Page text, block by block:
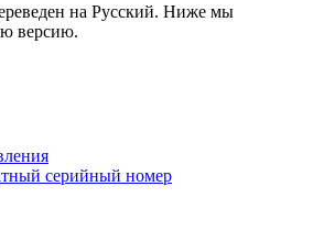
на Русский. Ниже мы
версию.
серийный номер